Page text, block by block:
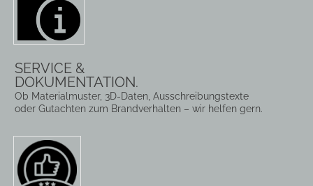
SERVICE &
DOKUMENTATION.
Ob Materialmuster, 3D-Daten, Ausschreibungstexte
oder Gutachten zum Brandverhalten – wir helfen gern.